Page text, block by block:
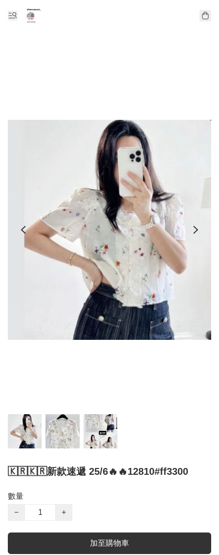
🇰🇷🇰🇷新款速遞 25/6🔥🔥12810#ff3300
數量
−
+
加至購物車